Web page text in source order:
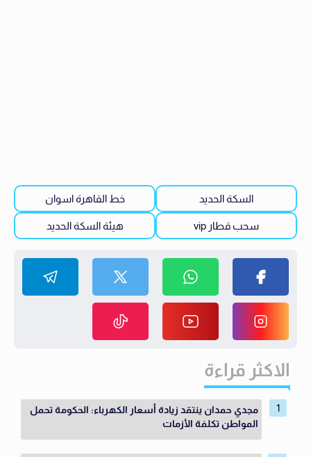
السكة الحديد خط القاهرة اسوان
سحب قطار vip هيئة السكة الحديد
الاكثر قراءة
مجدي حمدان ينتقد زيادة أسعار الكهرباء: الحكومة تحمل
المواطن تكلفة الأزمات